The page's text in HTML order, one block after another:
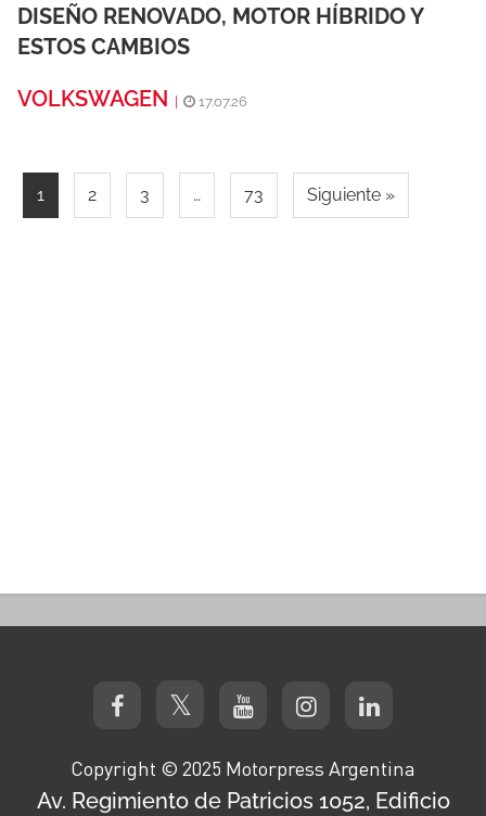
DISEÑO RENOVADO, MOTOR HÍBRIDO Y
ESTOS CAMBIOS
VOLKSWAGEN
17.07.26
1 2 3 … 73 Siguiente »
Copyright © 2025 Motorpress Argentina
Av. Regimiento de Patricios 1052, Edificio